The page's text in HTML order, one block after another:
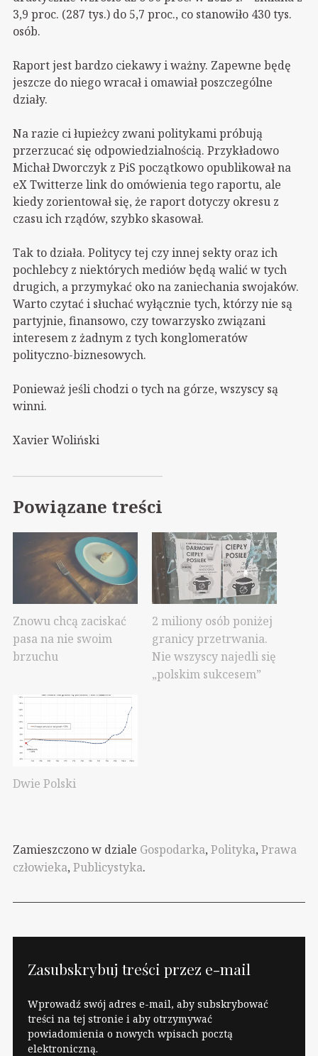
3,9 proc. (287 tys.) do 5,7 proc., co stanowiło 430 tys.
osób.
Raport jest bardzo ciekawy i ważny. Zapewne będę
jeszcze do niego wracał i omawiał poszczególne
działy.
Na razie ci łupieżcy zwani politykami próbują
przerzucać się odpowiedzialnością. Przykładowo
Michał Dworczyk z PiS początkowo opublikował na
eX Twitterze link do omówienia tego raportu, ale
kiedy zorientował się, że raport dotyczy okresu z
czasu ich rządów, szybko skasował.
Tak to działa. Politycy tej czy innej sekty oraz ich
pochlebcy z niektórych mediów będą walić w tych
drugich, a przymykać oko na zaniechania swojaków.
Warto czytać i słuchać wyłącznie tych, którzy nie są
partyjnie, finansowo, czy towarzysko związani
interesem z żadnym z tych konglomeratów
polityczno-biznesowych.
Ponieważ jeśli chodzi o tych na górze, wszyscy są
winni.
Xavier Woliński
Powiązane treści
Znowu chcą zaciskać
pasa na nie swoim
brzuchu
2 miliony osób poniżej
granicy przetrwania.
Nie wszyscy najedli się
„polskim sukcesem”
Dwie Polski
Zamieszczono w dziale Gospodarka, Polityka, Prawa
człowieka, Publicystyka.
Zasubskrybuj treści przez e-mail
Wprowadź swój adres e-mail, aby subskrybować
treści na tej stronie i aby otrzymywać
powiadomienia o nowych wpisach pocztą
elektroniczną.